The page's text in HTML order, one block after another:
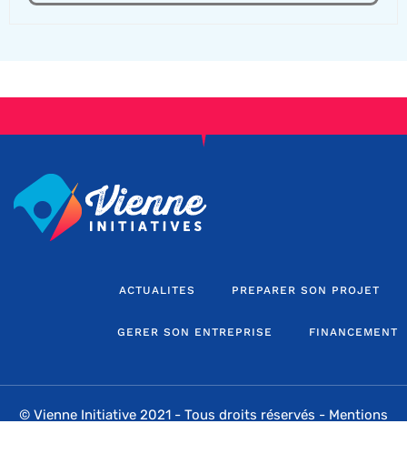
ACTUALITES PREPARER SON PROJET
GERER SON ENTREPRISE FINANCEMENT
© Vienne Initiative 2021 - Tous droits réservés - Mentions